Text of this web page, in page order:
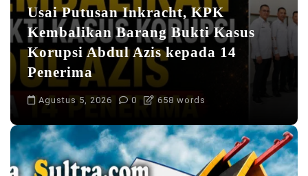
Usai Putusan Inkracht, KPK
Kembalikan Barang Bukti Kasus
Korupsi Abdul Azis kepada 14
Penerima
Agustus 5, 2026 0 658 words